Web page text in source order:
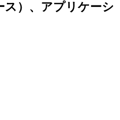
ス）、アプリケーシ